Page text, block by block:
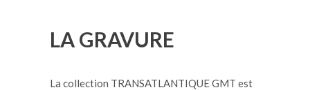
LA GRAVURE
La collection TRANSATLANTIQUE GMT est